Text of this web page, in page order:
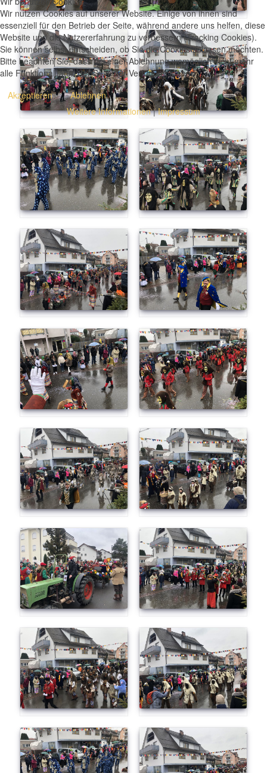
Wir nutzen Cookies auf unserer Website. Einige von ihnen sind
essenziell für den Betrieb der Seite, während andere uns helfen, diese
Website und die Nutzererfahrung zu verbessern (Tracking Cookies).
Sie können selbst entscheiden, ob Sie die Cookies zulassen möchten.
Bitte beachten Sie, dass bei einer Ablehnung womöglich nicht mehr
alle Funktionalitäten der Seite zur Verfügung stehen.
Akzeptieren
Ablehnen
Weitere Informationen|Impressum